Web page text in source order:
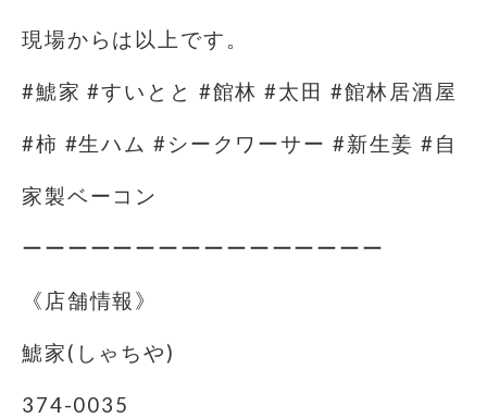
現場からは以上です。
#鯱家 #すいとと #館林 #太田 #館林居酒屋
#柿 #生ハム #シークワーサー #新生姜 #自
家製ベーコン
ーーーーーーーーーーーーーーーー
《店舗情報》
鯱家(しゃちや)
374-0035